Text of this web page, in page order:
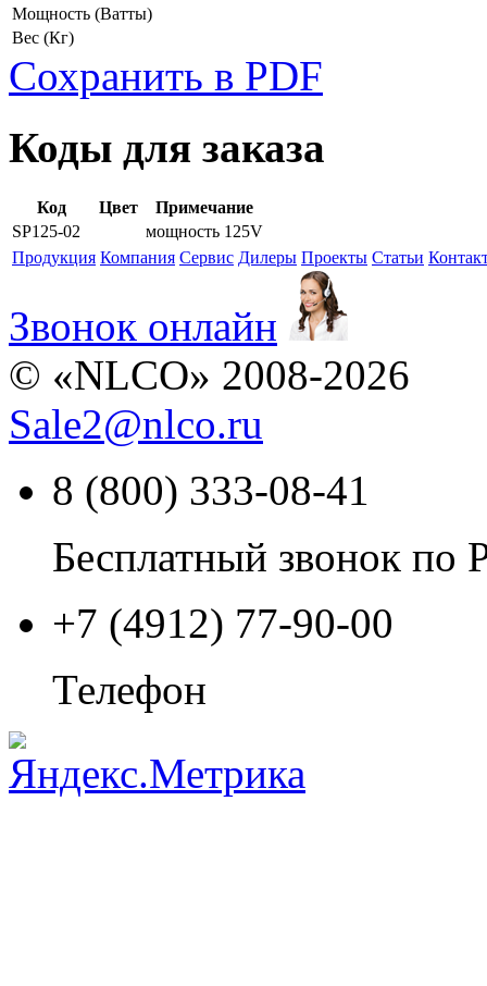
Мощность (Ватты)
Вес (Кг)
Сохранить в PDF
Коды для заказа
Код Цвет
Примечание
SP125-02
мощность 125V
Продукция Компания Сервис Дилеры Проекты Статьи
Звонок онлайн
© «NLCO» 2008-2026
Sale2@nlco.ru
8 (800) 333-08-41
Бесплатный звонок по
+7 (4912) 77-90-00
Телефон